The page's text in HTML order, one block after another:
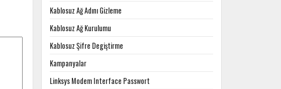
Kablosuz Ağ Adını Gizleme
Kablosuz Ağ Kurulumu
Kablosuz Şifre Degiştirme
Kampanyalar
Linksys Modem Interface Passwort